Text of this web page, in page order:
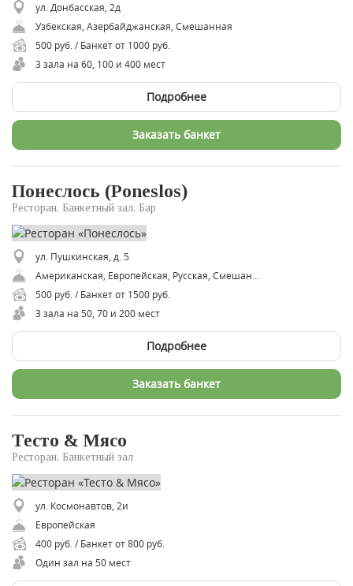
ул. Донбасская, 2д
Узбекская, Азербайджанская, Смешанная
500 руб. / Банкет от 1000 руб.
3 зала на 60, 100 и 400 мест
Подробнее
Заказать банкет
Понеслось (Poneslos)
Ресторан, Банкетный зал, Бар
ул. Пушкинская, д. 5
500 руб. / Банкет от 1500 руб.
3 зала на 50, 70 и 200 мест
Подробнее
Заказать банкет
Тесто & Мясо
Ресторан, Банкетный зал
ул. Космонавтов, 2и
Европейская
400 руб. / Банкет от 800 руб.
Один зал на 50 мест